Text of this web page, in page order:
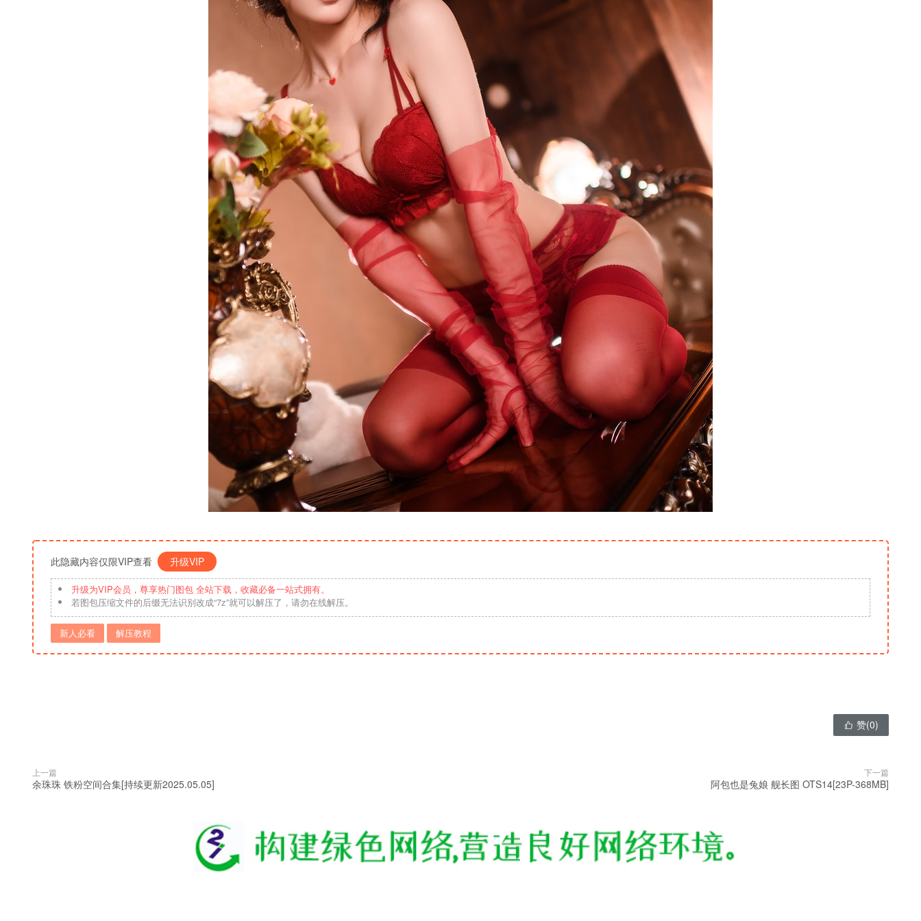
此隐藏内容仅限VIP查看 升级VIP
升级为VIP会员，尊享热门图包 全站下载，收藏必备一站式拥有。
若图包压缩文件的后缀无法识别改成“7z”就可以解压了，请勿在线解压。
新人必看 解压教程
 赞(0)
上一篇
余珠珠 铁粉空间合集[持续更新2025.05.05]
下一篇
阿包也是兔娘 舰长图 OTS14[23P-368MB]